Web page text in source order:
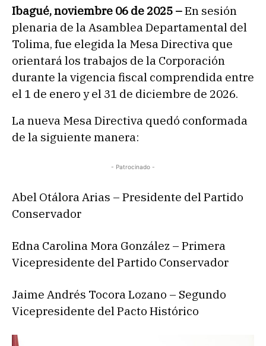
Ibagué, noviembre 06 de 2025 –En sesión
plenaria de la Asamblea Departamental del
Tolima, fue elegida la Mesa Directiva que
orientará los trabajos de la Corporación
durante la vigencia fiscal comprendida entre
el 1 de enero y el 31 de diciembre de 2026.
La nueva Mesa Directiva quedó conformada
de la siguiente manera:
- Patrocinado -
Abel Otálora Arias – Presidente del Partido
Conservador
Edna Carolina Mora González – Primera
Vicepresidente del Partido Conservador
Jaime Andrés Tocora Lozano – Segundo
Vicepresidente del Pacto Histórico